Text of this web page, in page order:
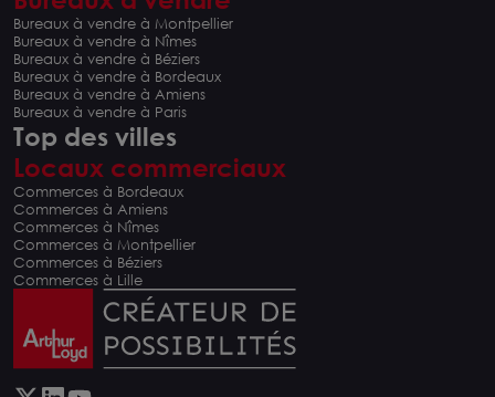
Bureaux à vendre à Montpellier
Bureaux à vendre à Nîmes
Bureaux à vendre à Béziers
Bureaux à vendre à Bordeaux
Bureaux à vendre à Amiens
Bureaux à vendre à Paris
Top des villes
Locaux commerciaux
Commerces à Bordeaux
Commerces à Amiens
Commerces à Nîmes
Commerces à Montpellier
Commerces à Béziers
Commerces à Lille